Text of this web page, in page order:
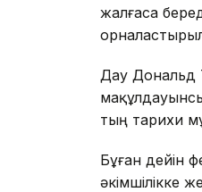
жалғаса
Дау Дональд
тың тарихи
Бұған дейін
әкімшілікке